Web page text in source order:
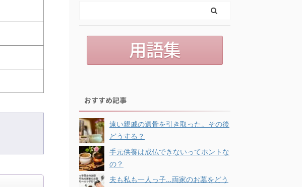
おすすめ記事
遠い親戚の遺骨を引き取った。その後
どうする？
手元供養は成仏できないってホントな
の？
夫も私も一人っ子…両家のお墓をどう